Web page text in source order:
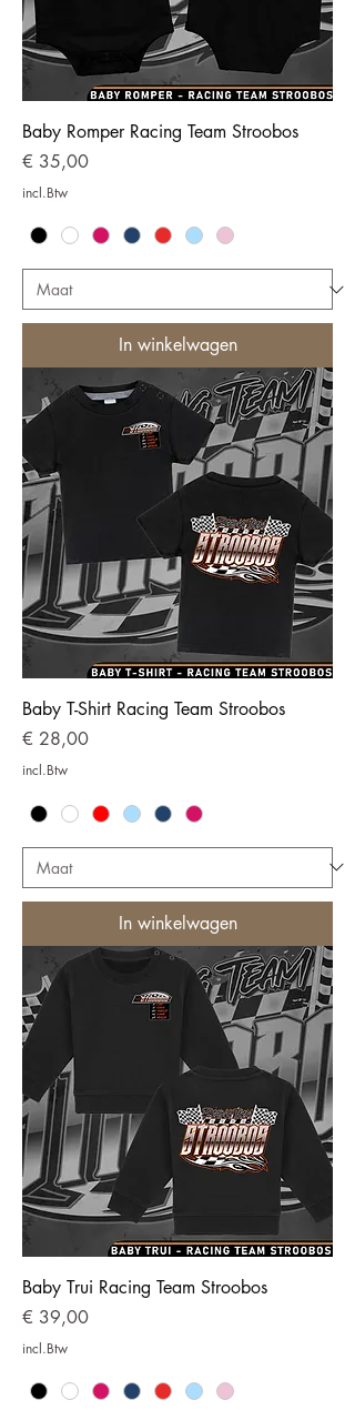
Baby Romper Racing Team Stroobos
Prijs
€ 35,00
incl.Btw
In winkelwagen
Baby T-Shirt Racing Team Stroobos
Prijs
€ 28,00
incl.Btw
In winkelwagen
Baby Trui Racing Team Stroobos
Prijs
€ 39,00
incl.Btw